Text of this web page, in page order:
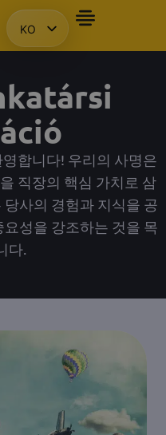
KO
HU
PL
합니다! 우리의 사명은
직장의 핵심 가치로 삼
사의 경험과 지식을 공
성을 강조하는 것을 목
다.